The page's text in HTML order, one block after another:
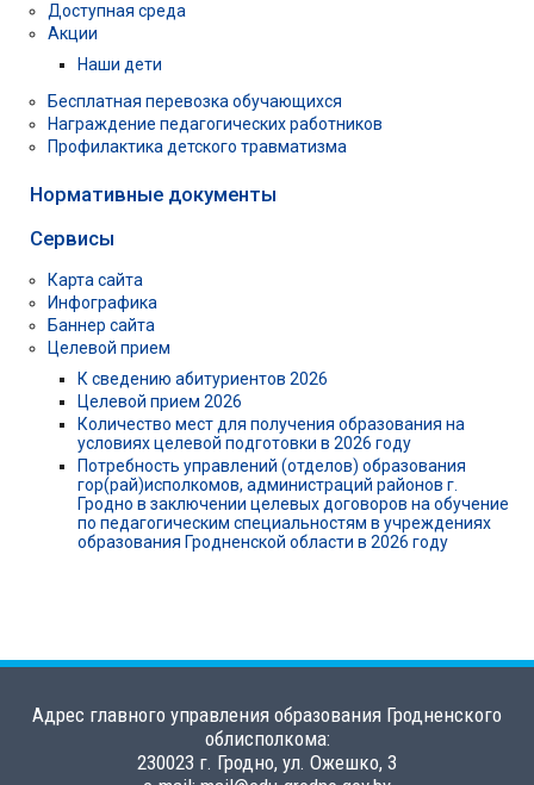
Доступная среда
Акции
Наши дети
Бесплатная перевозка обучающихся
Награждение педагогических работников
Профилактика детского травматизма
Нормативные документы
Сервисы
Карта сайта
Инфографика
Баннер сайта
Целевой прием
К сведению абитуриентов 2026
Целевой прием 2026
Количество мест для получения образования на
условиях целевой подготовки в 2026 году
Потребность управлений (отделов) образования
гор(рай)исполкомов, администраций районов г.
Гродно в заключении целевых договоров на обучение
по педагогическим специальностям в учреждениях
образования Гродненской области в 2026 году
Адрес главного управления образования Гродненского
облисполкома:
230023 г. Гродно, ул. Ожешко, 3